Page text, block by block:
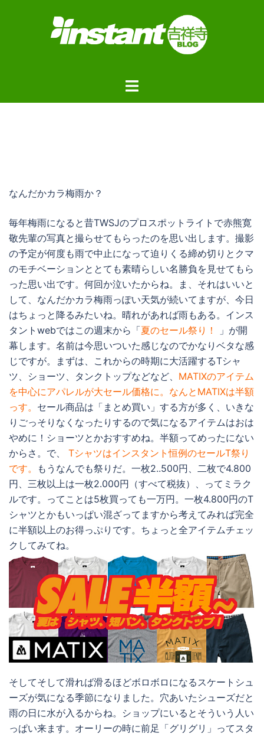
ト
なんだかカラ梅雨か？
毎年梅雨になると昔TWSJのプロスポットライトで赤熊寛
敬先輩の写真と撮らせてもらったのを思い出します。撮影
の予定が何度も雨で中止になって迫りくる締め切りとクマ
のモチベーションととても素晴らしい名勝負を見せてもら
った思い出です。何回か泣いたからね。ま、それはいいと
して、なんだかカラ梅雨っぽい天気が続いてますが、今日
はちょっと降るみたいね。晴れがあれば雨もある。インス
タントwebではこの週末から「夏のセール祭り！
」が開
幕します。名前は今思いついた感じなのでかなりベタな感
じですが。まずは、これからの時期に大活躍するTシャ
ツ、ショーツ、タンクトップなどなど、 MATIXのアイテム
を中心にアパレルが大セール価格に。なんとMATIXは半額
っす。 セール商品は「まとめ買い」する方が多く、いきな
りごっそりなくなったりするので気になるアイテムはおは
やめに！ショーツとかおすすめね。半額ってめったにない
からさ。で、 Tシャツはインスタント恒例のセールT祭り
です。
もうなんでも祭りだ。一枚2..500円、二枚で4.800
円、三枚以上は一枚2.000円（すべて税抜）、ってミラク
ルです。ってことは5枚買っても一万円。一枚4.800円のT
シャツとかもいっぱい混ざってますから考えてみれば完全
に半額以上のお得っぷりです。ちょっと全アイテムチェッ
クしてみてね。
そしてそして滑れば滑るほどボロボロになるスケートシュ
ーズが気になる季節になりました。穴あいたシューズだと
雨の日に水が入るからね。ショップにいるとそういう人い
っぱい来ます。オーリーの時に前足「グリグリ」ってスタ